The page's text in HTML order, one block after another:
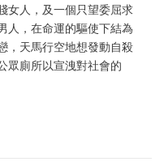
女人，及一個只望委屈求
人，在命運的驅使下結為
，天馬行空地想發動自殺
眾廁所以宣洩對社會的